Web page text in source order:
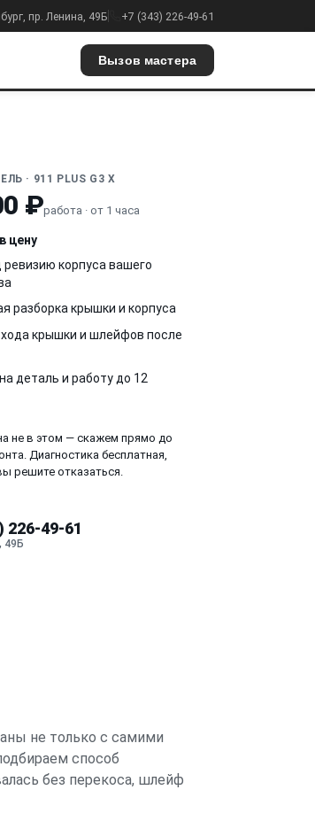
пр. Ленина, 49Б +7 (343) 226-49-61
Вызов мастера
· 911 PLUS G3 X
₽работа · от 1 часа
цену
ревизию корпуса вашего
разборка крышки и корпуса
крышки и шлейфов после
деталь и работу до 12
не в этом — скажем прямо до
Диагностика бесплатная,
решите отказаться.
226-49-61
49Б
не только с самими
способ
без перекоса, шлейф